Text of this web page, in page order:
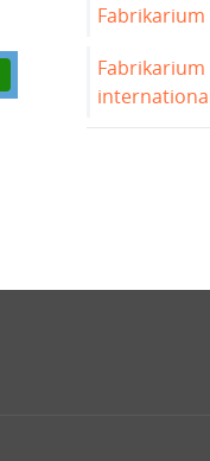
Fabrikarium